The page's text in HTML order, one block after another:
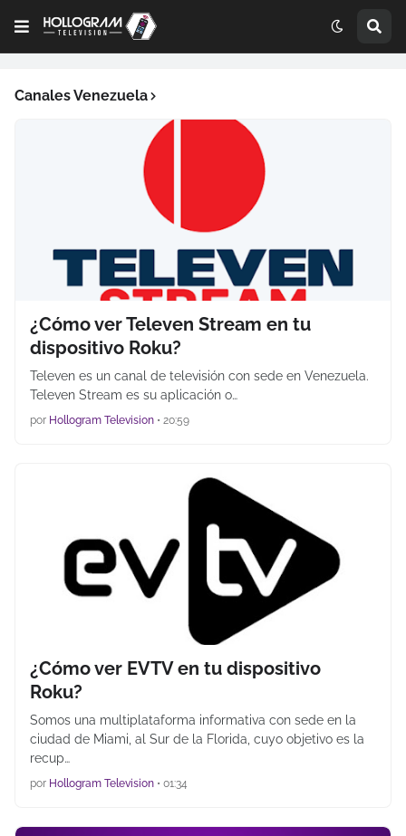
Canales Venezuela
¿Cómo ver Televen Stream en tu
dispositivo Roku?
Televen es un canal de televisión con sede en Venezuela.
Televen Stream es su aplicación o…
por Hollogram Television • 20:59
¿Cómo ver EVTV en tu dispositivo
Roku?
Somos una multiplataforma informativa con sede en la
ciudad de Miami, al Sur de la Florida, cuyo objetivo es la
recup…
por Hollogram Television • 01:34